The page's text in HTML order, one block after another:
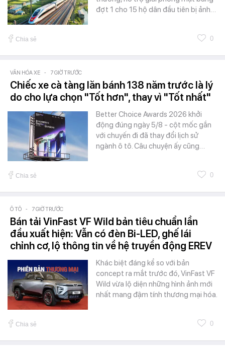
đợt 1 cho 15 hộ dân đầu tiên bị ảnh…
Chia sẻ 0
VĂN HÓA XE - 7 GIỜ TRƯỚC
Chiếc xe cà tàng lăn bánh 138 năm trước là lý
do cho lựa chọn "Tốt hơn", thay vì "Tốt nhất"
Better Choice Awards 2026 khởi
động đúng ngày 5/8 - cột mốc gắn
với chuyến đi đã thay đổi lịch sử
ngành ô tô. Câu chuyện ấy cũng…
Chia sẻ 0
Ô TÔ - 7 GIỜ TRƯỚC
Bán tải VinFast VF Wild bản tiêu chuẩn lần
đầu xuất hiện: Vẫn có đèn Bi-LED, ghế lái
chỉnh cơ, lộ thông tin về hệ truyền động EREV
Khác biệt đáng kể so với bản
concept ra mắt trước đó, VinFast VF
Wild vừa lộ diện những hình ảnh mới
nhất mang đậm tính thương mại hóa.
Chia sẻ 0